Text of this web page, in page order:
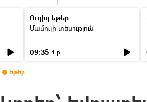
Ուղիղ եթեր
Մամուլի տեսություն
09:35 4 ր
Եթեր